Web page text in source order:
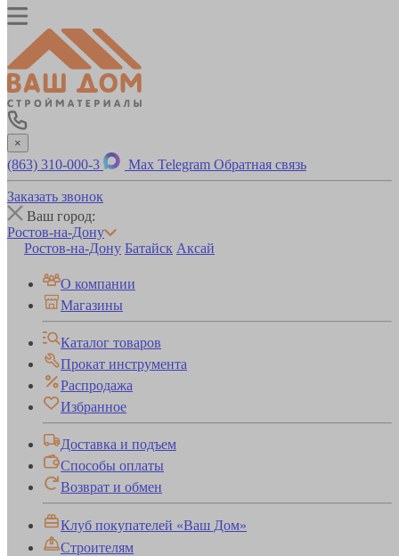
×
(863) 310-000-3 Max Telegram Обратная связь
Заказать звонок
Ваш город:
Ростов-на-Дону
Ростов-на-Дону Батайск Аксай
О компании
Магазины
Каталог товаров
Прокат инструмента
Распродажа
Избранное
Доставка и подъем
Способы оплаты
Возврат и обмен
Клуб покупателей «Ваш Дом»
Строителям